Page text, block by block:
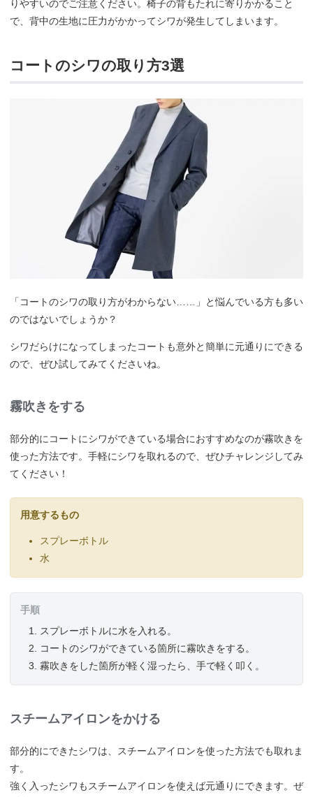
りやすいのでご注意ください。椅子の背もたれに寄りかかること
で、背中の生地に圧力がかかってシワが発生してしまいます。
コートのシワの取り方3選
「コートのシワの取り方がわからない……」と悩んでいる方も多い
のではないでしょうか？
シワだらけになってしまったコートも意外と簡単に元通りにできる
ので、ぜひ試してみてくださいね。
霧吹きをする
部分的にコートにシワができている場合におすすめなのが霧吹きを
使った方法です。手軽にシワを取れるので、ぜひチャレンジしてみ
てください！
用意するもの
スプレーボトル
水
手順
スプレーボトルに水を入れる。
コートのシワができている箇所に霧吹きをする。
霧吹きをした箇所が軽く湿ったら、手で軽く叩く。
スチームアイロンをかける
部分的にできたシワは、スチームアイロンを使った方法でも取れま
す。
強く入ったシワもスチームアイロンを使えば元通りにできます。ぜ